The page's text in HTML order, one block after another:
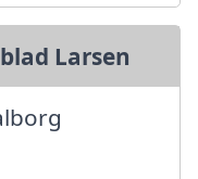
Larsen